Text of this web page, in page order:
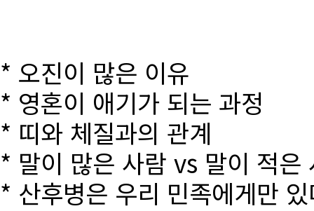
* 오진이 많은 이유
* 영혼이 애기가 되는 과정
* 띠와 체질과의 관계
* 말이 많은 사람 vs 말이 적은
* 산후병은 우리 민족에게만